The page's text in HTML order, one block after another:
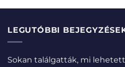
LEGUTÓBBI
Sokan találgatták, mi